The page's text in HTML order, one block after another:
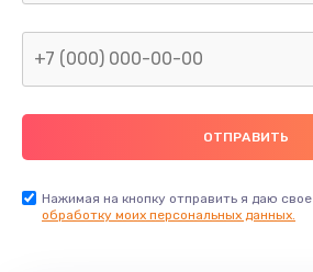
Нажимая на кнопку отправить я даю свое
обработку моих персональных данных.